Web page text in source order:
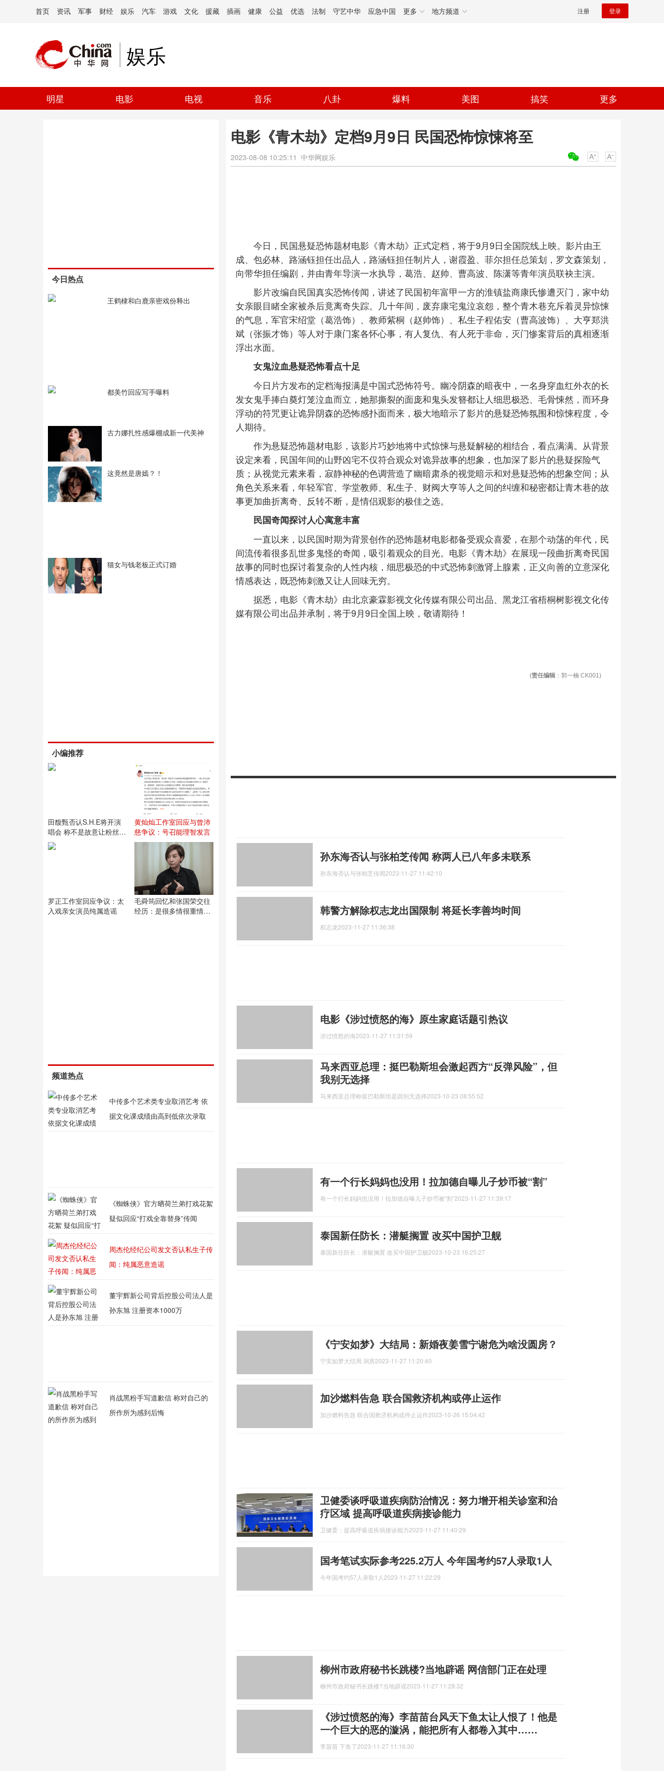
首页 资讯 军事 财经 娱乐 汽车 游戏 文化 援藏 插画 健康 公益 优选 法制 守艺中华 应急中国 更多 地方频道 注册 登录
娱乐
明星 电影 电视 音乐 八卦 爆料 美图 搞笑 更多
今日热点
王鹤棣和白鹿亲密戏份释出
都美竹回应写手曝料
古力娜扎性感爆棚成新一代美神
这竟然是唐嫣？！
猫女与钱老板正式订婚
小编推荐
田馥甄否认S.H.E将开演
唱会 称不是故意让粉丝失
望
黄灿灿工作室回应与曾沛
慈争议：号召能理智发言
罗正工作室回应争议：太
入戏亲女演员纯属造谣
毛舜筠回忆和张国荣交往
经历：是很多情很重情的
频道热点
中传多个艺术类专业取消艺考 依
据文化课成绩由高到低依次录取
《蜘蛛侠》官方晒荷兰弟打戏花絮
疑似回应“打戏全靠替身”传闻
周杰伦经纪公司发文否认私生子传
闻：纯属恶意造谣
董宇辉新公司背后控股公司法人是
孙东旭 注册资本1000万
肖战黑粉手写道歉信 称对自己的
所作所为感到后悔
电影《青木劫》定档9月9日 民国恐怖惊悚将至
2023-08-08 10:25:11 中华网娱乐
今日，民国悬疑恐怖题材电影《青木劫》正式定档，将于9月9日全国院线上映。影片由王
成、包必林、路涵钰担任出品人，路涵钰担任制片人，谢霞盈、菲尔担任总策划，罗文森策划，
向带华担任编剧，并由青年导演一水执导，葛浩、赵帅、曹高波、陈潇等青年演员联袂主演。
影片改编自民国真实恐怖传闻，讲述了民国初年富甲一方的淮镇盐商康氏惨遭灭门，家中幼
女亲眼目睹全家被杀后竟离奇失踪。几十年间，废弃康宅鬼泣哀怨，整个青木巷充斥着灵异惊悚
的气息，军官宋绍堂（葛浩饰）、教师紫桐（赵帅饰）、私生子程佑安（曹高波饰）、大亨郑洪
斌（张振才饰）等人对于康门案各怀心事，有人复仇、有人死于非命，灭门惨案背后的真相逐渐
浮出水面。
女鬼泣血悬疑恐怖看点十足
今日片方发布的定档海报满是中国式恐怖符号。幽冷阴森的暗夜中，一名身穿血红外衣的长
发女鬼手捧白奠灯笼泣血而立，她那撕裂的面庞和鬼头发簪都让人细思极恐、毛骨悚然，而环身
浮动的符咒更让诡异阴森的恐怖感扑面而来，极大地暗示了影片的悬疑恐怖氛围和惊悚程度，令
人期待。
作为悬疑恐怖题材电影，该影片巧妙地将中式惊悚与悬疑解秘的相结合，看点满满。从背景
设定来看，民国年间的山野凶宅不仅符合观众对诡异故事的想象，也加深了影片的悬疑探险气
质；从视觉元素来看，寂静神秘的色调营造了幽暗肃杀的视觉暗示和对悬疑恐怖的想象空间；从
角色关系来看，年轻军官、学堂教师、私生子、财阀大亨等人之间的纠缠和秘密都让青木巷的故
事更加曲折离奇、反转不断，是情侣观影的极佳之选。
民国奇闻探讨人心寓意丰富
一直以来，以民国时期为背景创作的恐怖题材电影都备受观众喜爱，在那个动荡的年代，民
间流传着很多乱世多鬼怪的奇闻，吸引着观众的目光。电影《青木劫》在展现一段曲折离奇民国
故事的同时也探讨着复杂的人性内核，细思极恐的中式恐怖刺激肾上腺素，正义向善的立意深化
情感表达，既恐怖刺激又让人回味无穷。
据悉，电影《青木劫》由北京豪霖影视文化传媒有限公司出品、黑龙江省梧桐树影视文化传
媒有限公司出品并承制，将于9月9日全国上映，敬请期待！
(责任编辑 ：郭一楠 CK001)
孙东海否认与张柏芝传闻 称两人已八年多未联系
孙东海否认与张柏芝传闻2023-11-27 11:42:10
韩警方解除权志龙出国限制 将延长李善均时间
权志龙2023-11-27 11:36:38
电影《涉过愤怒的海》原生家庭话题引热议
涉过愤怒的海2023-11-27 11:31:59
马来西亚总理：挺巴勒斯坦会激起西方“反弹风险”，但
我别无选择
马来西亚总理称挺巴勒斯坦是因别无选择2023-10-23 08:55:52
有一个行长妈妈也没用！拉加德自曝儿子炒币被“割”
有一个行长妈妈也没用！拉加德自曝儿子炒币被“割”2023-11-27 11:39:17
泰国新任防长：潜艇搁置 改买中国护卫舰
泰国新任防长：潜艇搁置 改买中国护卫舰2023-10-23 16:25:27
《宁安如梦》大结局：新婚夜姜雪宁谢危为啥没圆房？
宁安如梦大结局 洞房2023-11-27 11:20:40
加沙燃料告急 联合国救济机构或停止运作
加沙燃料告急 联合国救济机构或停止运作2023-10-26 15:04:42
卫健委谈呼吸道疾病防治情况：努力增开相关诊室和治
疗区域 提高呼吸道疾病接诊能力
卫健委：提高呼吸道疾病接诊能力2023-11-27 11:40:29
国考笔试实际参考225.2万人 今年国考约57人录取1人
今年国考约57人录取1人 2023-11-27 11:22:29
柳州市政府秘书长跳楼?当地辟谣 网信部门正在处理
柳州市政府秘书长跳楼?当地辟谣2023-11-27 11:28:32
《涉过愤怒的海》李苗苗台风天下鱼太让人恨了！他是
一个巨大的恶的漩涡，能把所有人都卷入其中……
李苗苗 下鱼了2023-11-27 11:16:30